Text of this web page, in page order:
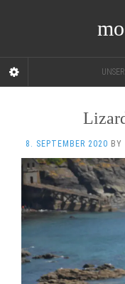
8. SEPTEMBER 2020 BY